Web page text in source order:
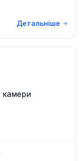
Детальніше